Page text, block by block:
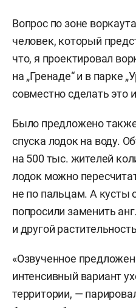
Вопрос по зоне
человек, который
что, я проектировал
на „Гренаде“ и в парке
совместно сделать это
Было предложено
спуска лодок на воду.
на 500 тыс. жителей
лодок можно
не по пальцам. А кусты
попросили заменить
и другой
«Озвученное
интенсивный вариант
территории, —